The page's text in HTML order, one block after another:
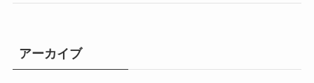
アーカイブ